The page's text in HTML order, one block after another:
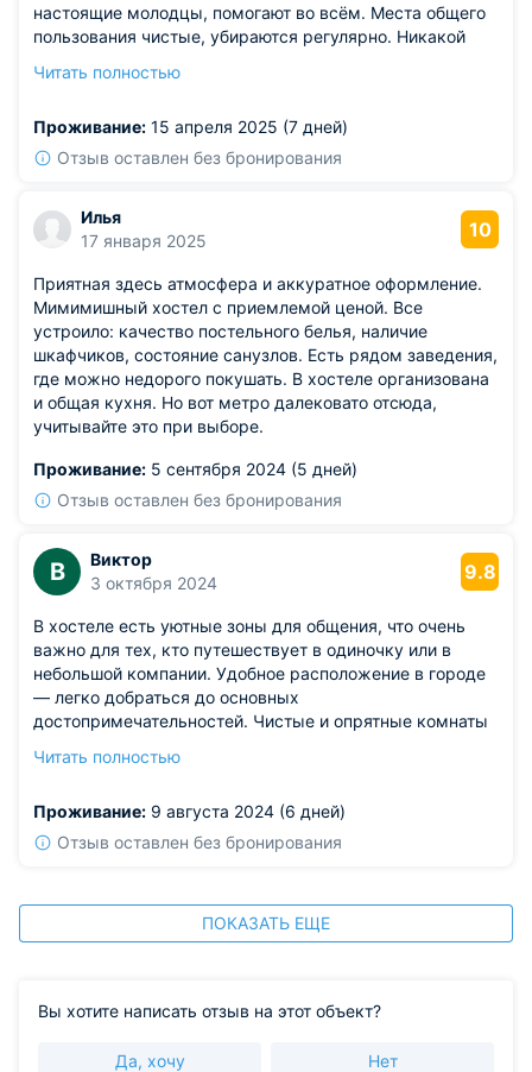
настоящие молодцы, помогают во всём. Места общего
пользования чистые, убираются регулярно. Никакой
бюджетного путешествия. Расположен удобно, всё
Из недостатков: тесновато в общей комнате, но это
дело вкуса.
Читать полностью
Проживание: 15 апреля 2025 (7 дней)
Отзыв оставлен без бронирования
Илья
17 января 2025
10
Приятная здесь атмосфера и аккуратное оформление.
Мимимишный хостел с приемлемой ценой. Все
устроило: качество постельного белья, наличие
шкафчиков, состояние санузлов. Есть рядом заведения,
где можно недорого покушать. В хостеле организована
и общая кухня. Но вот метро далековато отсюда,
учитывайте это при выборе.
Проживание: 5 сентября 2024 (5 дней)
Отзыв оставлен без бронирования
В
Виктор
3 октября 2024
9.8
В хостеле есть уютные зоны для общения, что очень
важно для тех, кто путешествует в одиночку или в
небольшой компании. Удобное расположение в городе
— легко добраться до основных
достопримечательностей. Чистые и опрятные комнаты
бюджетного варианта очень достойное место.
кухне было тесновато, особенно утром, когда все
готовят завтрак.
Читать полностью
Проживание: 9 августа 2024 (6 дней)
Отзыв оставлен без бронирования
ПОКАЗАТЬ ЕЩЕ
Вы хотите написать отзыв на этот объект?
Да, хочу Нет